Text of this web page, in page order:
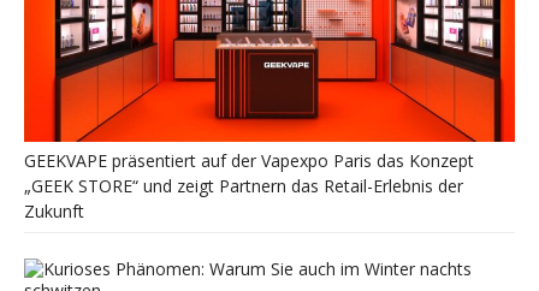
GEEKVAPE präsentiert auf der Vapexpo Paris das Konzept
„GEEK STORE“ und zeigt Partnern das Retail-Erlebnis der
Zukunft